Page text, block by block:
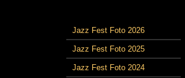
Jazz Fest Foto 2026
Jazz Fest Foto 2025
Jazz Fest Foto 2024